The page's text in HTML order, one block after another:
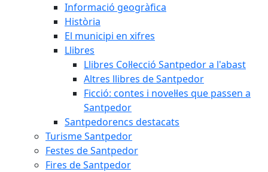
Informació geogràfica
Història
El municipi en xifres
Llibres
Llibres Col·lecció Santpedor a l'abast
Altres llibres de Santpedor
Ficció: contes i novel·les que passen a
Santpedor
Santpedorencs destacats
Turisme Santpedor
Festes de Santpedor
Fires de Santpedor